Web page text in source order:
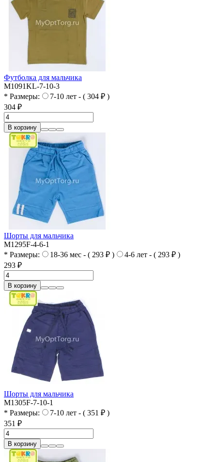
Футболка для мальчика
M1091KL-7-10-3
* Размеры:
7-10 лет - ( 304 ₽ )
304 ₽
В корзину
Шорты для мальчика
M1295F-4-6-1
* Размеры:
18-36 мес - ( 293 ₽ )
4-6 лет - ( 293 ₽ )
293 ₽
В корзину
Шорты для мальчика
M1305F-7-10-1
* Размеры:
7-10 лет - ( 351 ₽ )
351 ₽
В корзину